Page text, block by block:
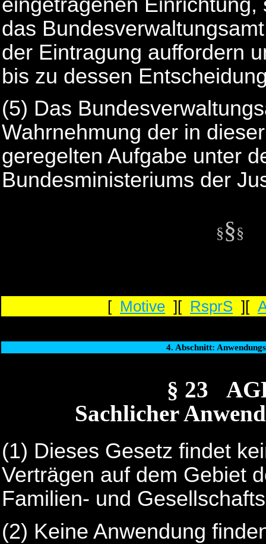
das
der Eintragung auffordern
bis zu dessen
(5) Das
Wahrnehmung der in
geregelten Aufgabe unter
Bundesministeriums der
§§§
[ Motive ][ RsprS ][
4. Abschnitt:
§ 23
Sachlicher
(1) Dieses Gesetz findet
Verträgen auf dem Gebiet
Familien- und
(2) Keine Anwendung